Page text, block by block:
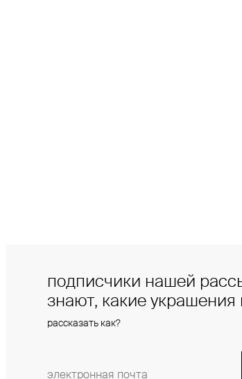
подписчики нашей
знают, какие украшения
рассказать как?